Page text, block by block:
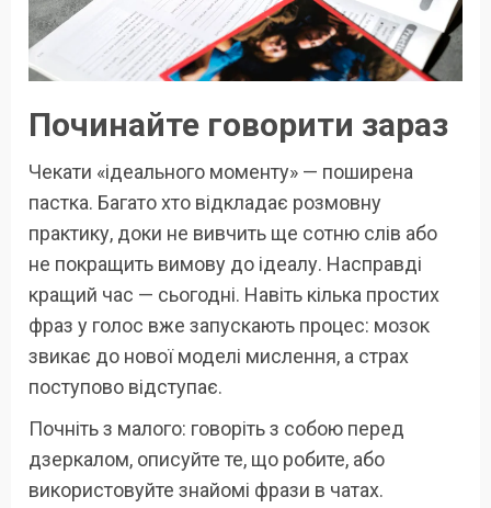
Починайте говорити зараз
Чекати «ідеального моменту» — поширена
пастка. Багато хто відкладає розмовну
практику, доки не вивчить ще сотню слів або
не покращить вимову до ідеалу. Насправді
кращий час — сьогодні. Навіть кілька простих
фраз у голос вже запускають процес: мозок
звикає до нової моделі мислення, а страх
поступово відступає.
Почніть з малого: говоріть з собою перед
дзеркалом, описуйте те, що робите, або
використовуйте знайомі фрази в чатах.